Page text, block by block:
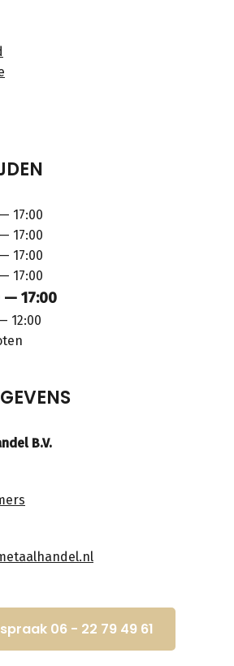
17:00
17:00
17:00
17:00
— 17:00
12:00
B.V.
06 - 22 79 49 61